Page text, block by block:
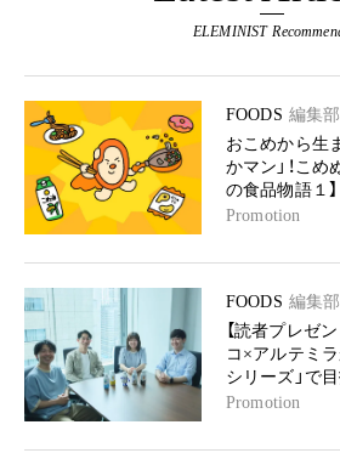
ELEMINIST
FOODS 編集
おこめから生
かマン」！こめ
の食品物語１】
Promotion
FOODS 編集
【読者プレゼ
コ×アルテミ
シリーズ」で
Promotion